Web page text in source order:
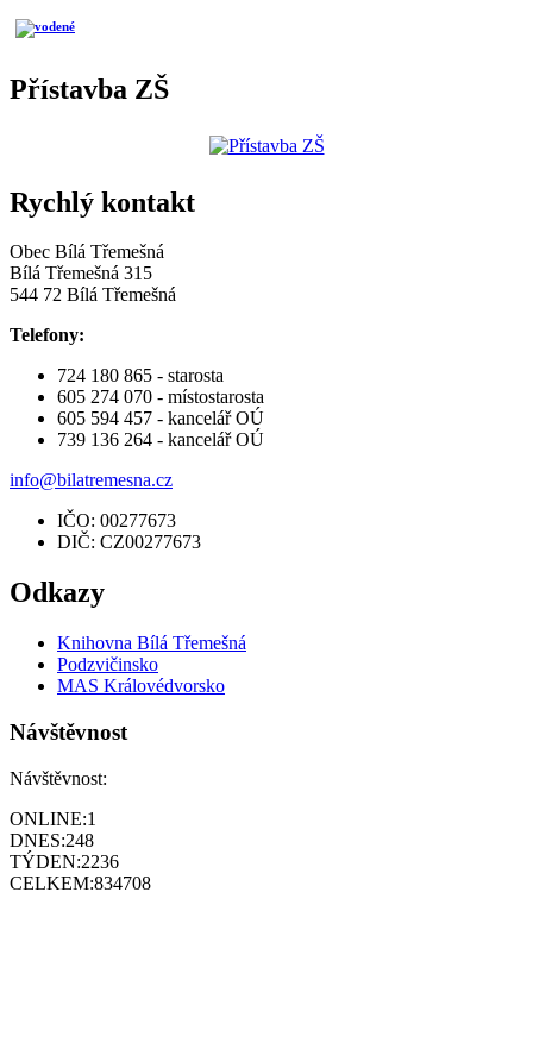
Přístavba ZŠ
Rychlý kontakt
Obec Bílá Třemešná
Bílá Třemešná 315
544 72 Bílá Třemešná
Telefony:
724 180 865 - starosta
605 274 070 - místostarosta
605 594 457 - kancelář OÚ
739 136 264 - kancelář OÚ
info@bilatremesna.cz
IČO: 00277673
DIČ: CZ00277673
Odkazy
Knihovna Bílá Třemešná
Podzvičinsko
MAS Královédvorsko
Návštěvnost
Návštěvnost:
ONLINE:1
DNES:248
TÝDEN:2236
CELKEM:834708